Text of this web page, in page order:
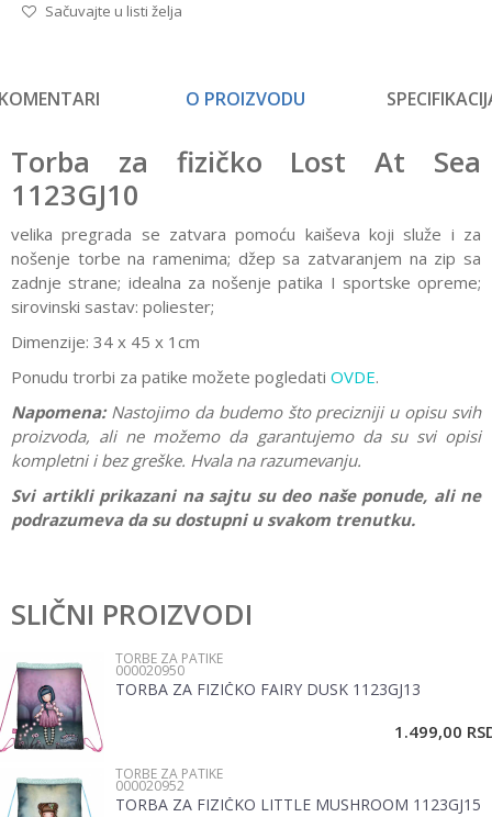
Sačuvajte u listi želja
O PROIZVODU
Torba za fizičko Lost At Sea
1123GJ10
velika pregrada se zatvara pomoću kaiševa koji služe i za
nošenje torbe na ramenima; džep sa zatvaranjem na zip sa
zadnje strane; idealna za nošenje patika I sportske opreme;
sirovinski sastav: poliester;
Dimenzije: 34 x 45 x 1cm
Ponudu trorbi za patike možete pogledati OVDE.
Napomena: Nastojimo da budemo što precizniji u opisu svih
proizvoda, ali ne možemo da garantujemo da su svi opisi
kompletni i bez greške. Hvala na razumevanju.
Svi artikli prikazani na sajtu su deo naše ponude, ali ne
podrazumeva da su dostupni u svakom trenutku.
Brend
Ime/Nadimak
Email
Poruka
SLIČNI PROIZVODI
TORBE ZA PATIKE
000020950
TORBA ZA FIZIČKO FAIRY DUSK 1123GJ13
1.499,00
TORBE ZA PATIKE
000020952
TORBA ZA FIZIČKO LITTLE MUSHROOM 1123GJ15